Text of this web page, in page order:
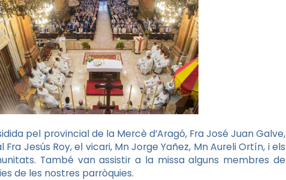
pel provincial de la Mercè d’Aragó, Fra José Juan Galve,
Jesús Roy, el vicari, Mn Jorge Yañez, Mn Aureli Ortín, i els
També van assistir a la missa alguns membres de
de les nostres parròquies.